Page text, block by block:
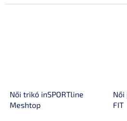
Női trikó inSPORTline
Meshtop
Női
FIT